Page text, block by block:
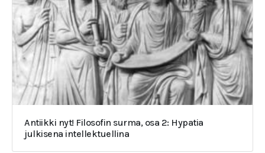
Antiikki nyt! Filosofin surma, osa 2: Hypatia
julkisena intellektuellina